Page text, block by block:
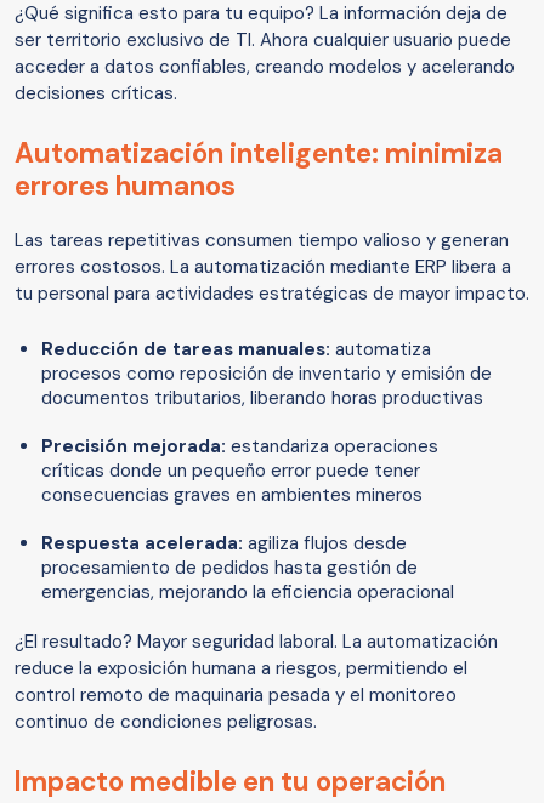
¿Qué significa esto para tu equipo? La información deja de
ser territorio exclusivo de TI. Ahora cualquier usuario puede
acceder a datos confiables, creando modelos y acelerando
decisiones críticas.
Automatización inteligente: minimiza
errores humanos
Las tareas repetitivas consumen tiempo valioso y generan
errores costosos. La automatización mediante ERP libera a
tu personal para actividades estratégicas de mayor impacto.
Reducción de tareas manuales: automatiza
procesos como reposición de inventario y emisión de
documentos tributarios, liberando horas productivas
Precisión mejorada: estandariza operaciones
críticas donde un pequeño error puede tener
consecuencias graves en ambientes mineros
Respuesta acelerada: agiliza flujos desde
procesamiento de pedidos hasta gestión de
emergencias, mejorando la eficiencia operacional
¿El resultado? Mayor seguridad laboral. La automatización
reduce la exposición humana a riesgos, permitiendo el
control remoto de maquinaria pesada y el monitoreo
continuo de condiciones peligrosas.
Impacto medible en tu operación